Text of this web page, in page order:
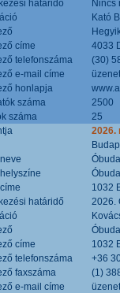
határidő
Nincs
Kató
címe
4033
telefonszáma
(30)
e-mail címe
honlapja
száma
2500
száma
25
2026.
1032
határidő
2026.
címe
1032
telefonszáma
+36
faxszáma
(1)
e-mail címe